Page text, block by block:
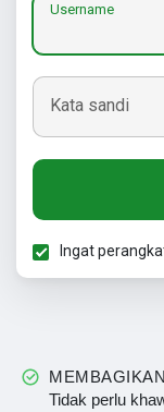
Username
Kata sandi
Ingat
MEMBAGIKAN
Tidak perlu